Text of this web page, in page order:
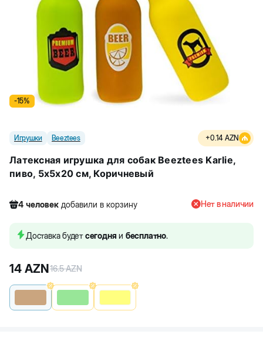
-15%
Игрушки Beeztees +0.14 AZN
Латексная игрушка для собак Beeztees Karlie,
пиво, 5x5x20 см, Коричневый
4 человек добавили в корзину
13 человек купили товар
Нет в наличии
Доставка будетсегодня и бесплатно.
14 AZN16.5AZN